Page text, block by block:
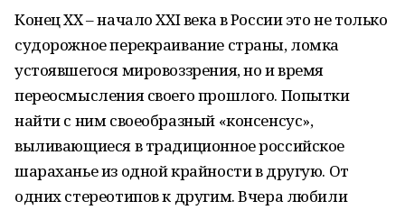
Конец XX – начало XXI века в России это не только
судорожное перекраивание страны, ломка
устоявшегося мировоззрения, но и время
переосмысления своего прошлого. Попытки
найти с ним своеобразный «консенсус»,
выливающиеся в традиционное российское
шараханье из одной крайности в другую. От
одних стереотипов к другим. Вчера любили